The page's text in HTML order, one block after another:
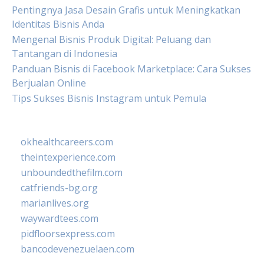
Pentingnya Jasa Desain Grafis untuk Meningkatkan
Identitas Bisnis Anda
Mengenal Bisnis Produk Digital: Peluang dan
Tantangan di Indonesia
Panduan Bisnis di Facebook Marketplace: Cara Sukses
Berjualan Online
Tips Sukses Bisnis Instagram untuk Pemula
okhealthcareers.com
theintexperience.com
unboundedthefilm.com
catfriends-bg.org
marianlives.org
waywardtees.com
pidfloorsexpress.com
bancodevenezuelaen.com